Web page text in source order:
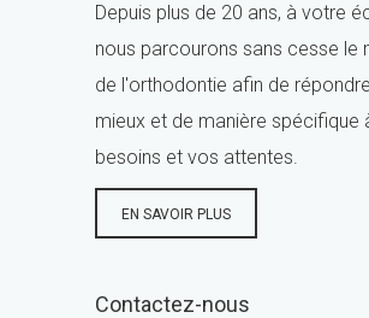
Depuis plus de 20 ans, à votre
nous parcourons sans cesse le
de l'orthodontie afin de
mieux et de manière spécifique
besoins et vos attentes.
EN SAVOIR PLUS
Contactez-nous